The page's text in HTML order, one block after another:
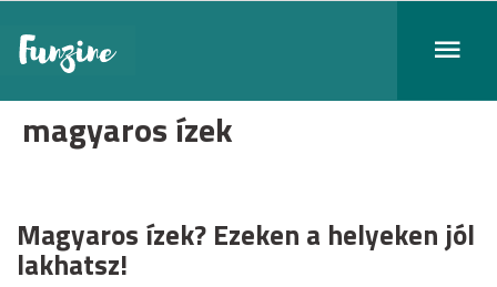
magyaros ízek
Magyaros ízek? Ezeken a helyeken jól
lakhatsz!